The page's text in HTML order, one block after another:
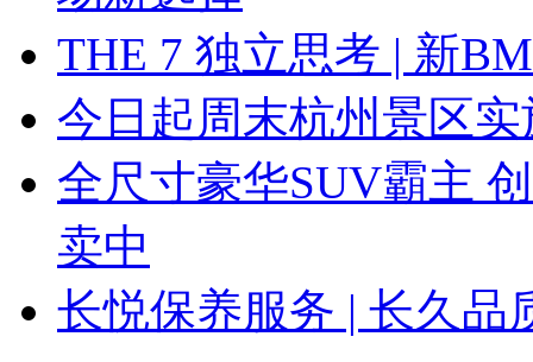
THE 7 独立思考 | 新
今日起周末杭州景区
全尺寸豪华SUV霸主
卖中
长悦保养服务 | 长久品